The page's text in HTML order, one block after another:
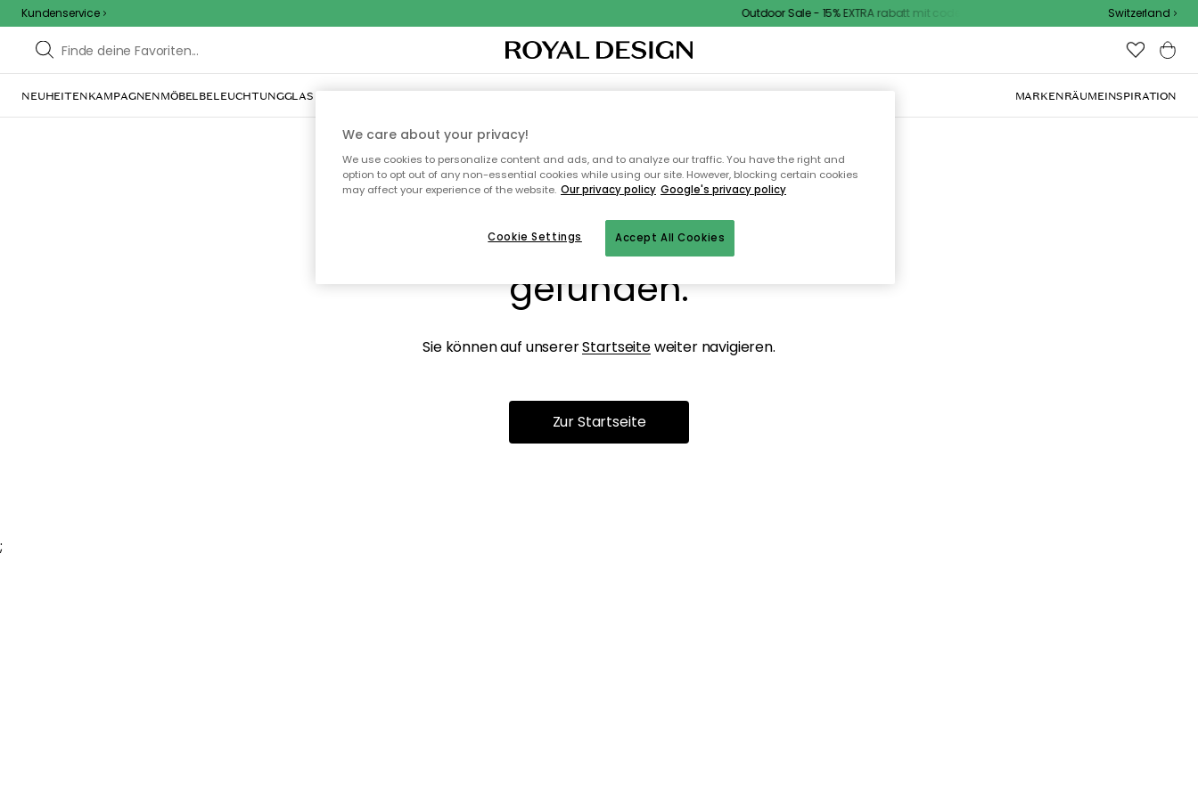
Kundenservice Outdoor Sale - 15% EXTRA rabatt mit code Switzerland
NEUHEITENKAMPAGNENMÖBELBELEUCHTUNGGLAS & GESCHIRRINNENEINRICHTUNGTEXTILIEN & TEPPICHEKÜCHEAUFBEWAHRUNGOUTDOOR-MÖBEL MARKENRÄUMEINSPIRATION
Ooops, die Seite wurde nicht
gefunden.
Sie können auf unsererStartseiteweiter navigieren.
Zur Startseite
;
We care about your privacy!
We use cookies to personalize content and ads, and to analyze our traffic. You have the right and
option to opt out of any non-essential cookies while using our site. However, blocking certain cookies
may affect your experience of the website. Our privacy policy Google's privacy policy
Accept All Cookies
Cookie Settings